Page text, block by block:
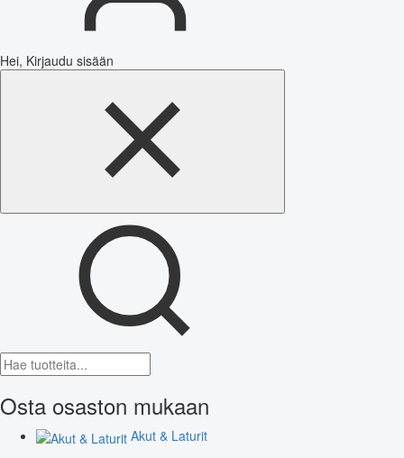
Hei, Kirjaudu sisään
Osta osaston mukaan
Akut & Laturit